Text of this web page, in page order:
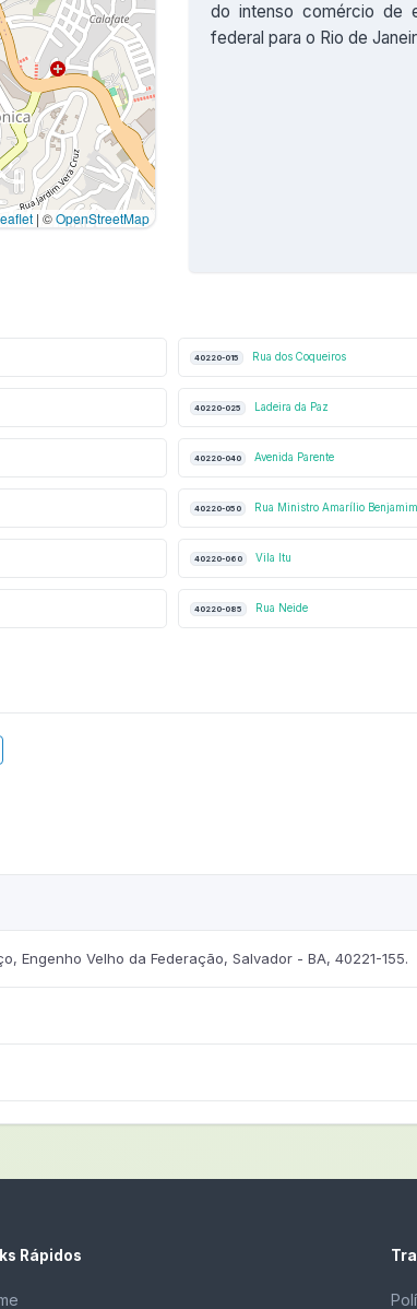
| ©OpenStreetMap
do intenso comércio de
federal para o Rio de
40220-015 Rua dos Coqueiros
40220-025 Ladeira da Paz
40220-040 Avenida Parente
40220-050 Rua Ministro Amarílio Benjamim
40220-060 Vila Itu
40220-085 Rua Neide
Engenho Velho da Federação, Salvador - BA, 40221-155.
Rápidos